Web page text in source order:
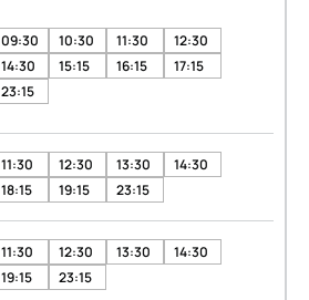
09:30 10:30 11:30
12:30
14:30 15:15 16:15
17:15
23:15
11:30 12:30 13:30
14:30
18:15 19:15 23:15
11:30 12:30 13:30
14:30
19:15 23:15